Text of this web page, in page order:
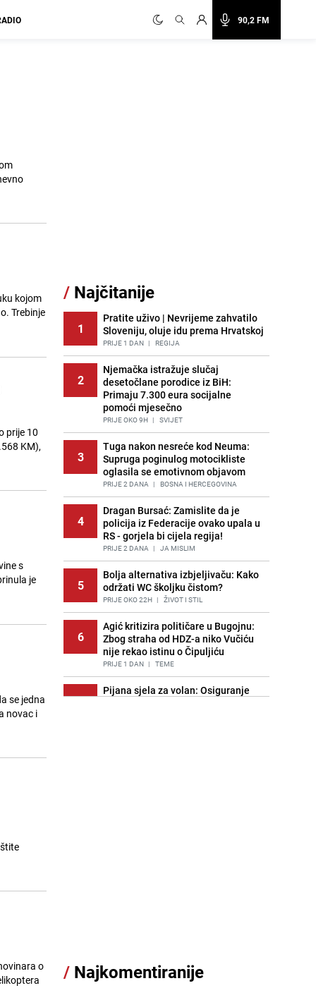
90,2 FM
kojom
Trebinje
prije 10
KM),
s
je
se jedna
novac i
o
/ Najčitanije
1
Pratite uživo | Nevrijeme zahvatilo
Sloveniju, oluje idu prema Hrvatskoj
PRIJE 1 DAN | REGIJA
2
Njemačka istražuje slučaj
desetočlane porodice iz BiH:
Primaju 7.300 eura socijalne
pomoći mjesečno
PRIJE OKO 9H | SVIJET
3
Tuga nakon nesreće kod Neuma:
Supruga poginulog motocikliste
oglasila se emotivnom objavom
PRIJE 2 DANA | BOSNA I HERCEGOVINA
4
Dragan Bursać: Zamislite da je
policija iz Federacije ovako upala u
RS - gorjela bi cijela regija!
PRIJE 2 DANA | JA MISLIM
5
Bolja alternativa izbjeljivaču: Kako
održati WC školjku čistom?
PRIJE OKO 22H | ŽIVOT I STIL
6
Agić kritizira političare u Bugojnu:
Zbog straha od HDZ-a niko Vučiću
nije rekao istinu o Čipuljiću
PRIJE 1 DAN | TEME
7
Pijana sjela za volan: Osiguranje
jednostavan desert bez imalo muke
/ Najkomentiranije